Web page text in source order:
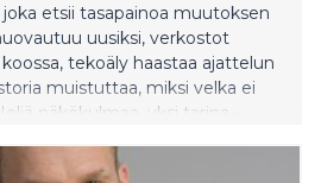
etsii tasapainoa muutoksen
uusiksi, verkostot
tekoäly haastaa ajattelun
muistuttaa, miksi velka ei
näkökulmaa, yksi tarina –